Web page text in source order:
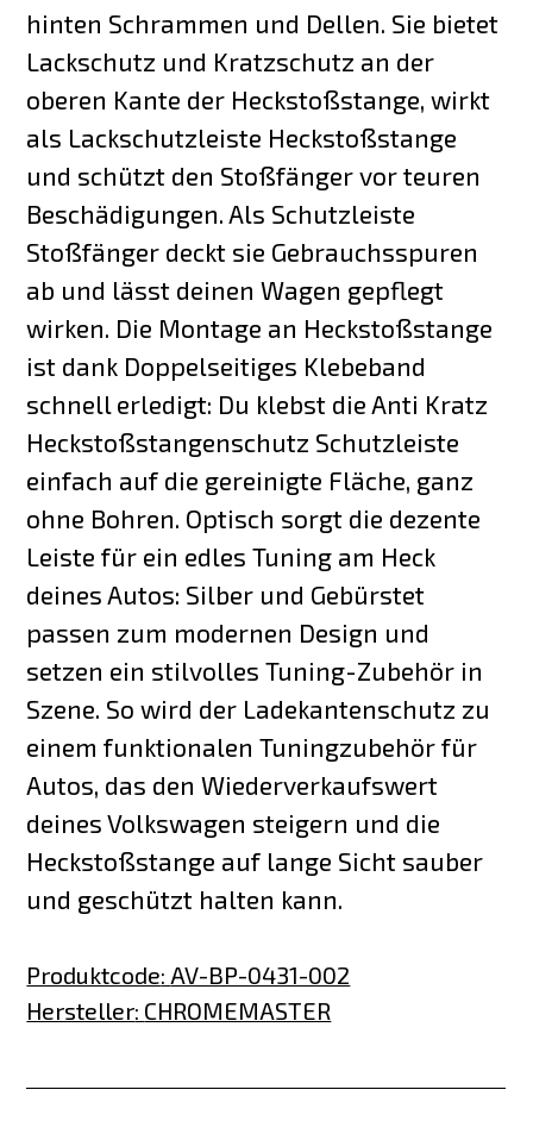
hinten Schrammen und Dellen. Sie bietet
Lackschutz und Kratzschutz an der
oberen Kante der Heckstoßstange, wirkt
als Lackschutzleiste Heckstoßstange
und schützt den Stoßfänger vor teuren
Beschädigungen. Als Schutzleiste
Stoßfänger deckt sie Gebrauchsspuren
ab und lässt deinen Wagen gepflegt
wirken. Die Montage an Heckstoßstange
ist dank Doppelseitiges Klebeband
schnell erledigt: Du klebst die Anti Kratz
Heckstoßstangenschutz Schutzleiste
einfach auf die gereinigte Fläche, ganz
ohne Bohren. Optisch sorgt die dezente
Leiste für ein edles Tuning am Heck
deines Autos: Silber und Gebürstet
passen zum modernen Design und
setzen ein stilvolles Tuning-Zubehör in
Szene. So wird der Ladekantenschutz zu
einem funktionalen Tuningzubehör für
Autos, das den Wiederverkaufswert
deines Volkswagen steigern und die
Heckstoßstange auf lange Sicht sauber
und geschützt halten kann.
Produktcode: AV-BP-0431-002
Hersteller: CHROMEMASTER